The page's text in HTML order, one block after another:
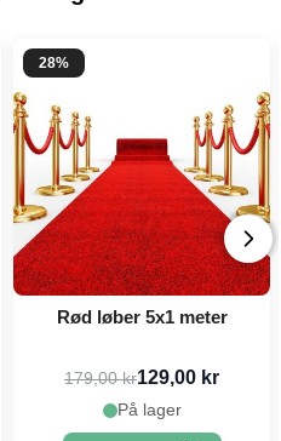
28%
Rød løber 5x1 meter
179,00 kr129,00 kr
På lager